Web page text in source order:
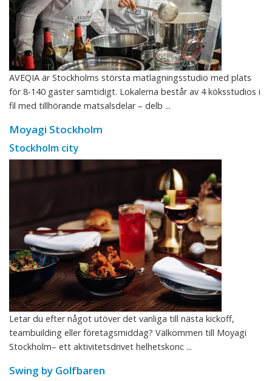
AVEQIA är Stockholms största matlagningsstudio med plats
för 8-140 gäster samtidigt. Lokalerna består av 4 köksstudios i
fil med tillhörande matsalsdelar – delb ...
Moyagi Stockholm
Stockholm city
Letar du efter något utöver det vanliga till nästa kickoff,
teambuilding eller företagsmiddag? Välkommen till Moyagi
Stockholm– ett aktivitetsdrivet helhetskonc ...
Swing by Golfbaren